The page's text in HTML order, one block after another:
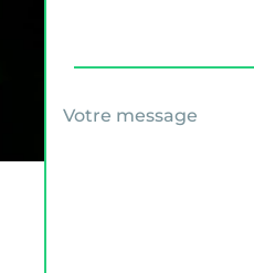
Votre message